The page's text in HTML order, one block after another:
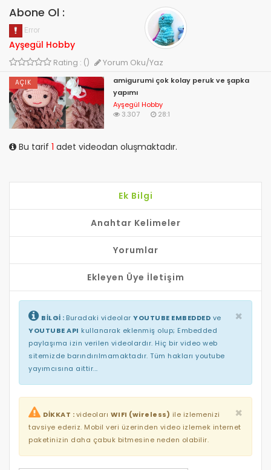
Abone Ol :
Ayşegül Hobby
Rating : () Yorum Oku/Yaz
AÇIK
amigurumi çok kolay peruk ve şapka
yapımı
Ayşegül Hobby
3.307
28:1
Bu tarif 1 adet videodan oluşmaktadır.
Ek Bilgi
Anahtar Kelimeler
Yorumlar
Ekleyen Üye İletişim
×
BİLGİ : Buradaki videolar YOUTUBE EMBEDDED ve
YOUTUBE API kullanarak eklenmiş olup; Embedded
paylaşıma izin verilen videolardır. Hiç bir video web
sitemizde barındırılmamaktadır. Tüm hakları youtube
yayımcısına aittir...
×
DİKKAT :videoları WIFI (wireless) ile izlemenizi
tavsiye ederiz. Mobil veri üzerinden video izlemek internet
paketinizin daha çabuk bitmesine neden olabilir.